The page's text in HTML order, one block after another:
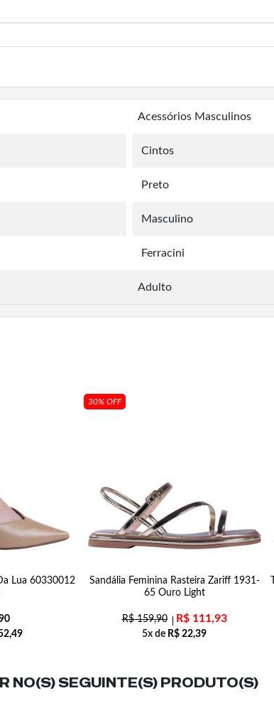
Acessórios Masculinos
Cintos
Preto
Masculino
Ferracini
Adulto
Lua 60330012
30% OFF
Sandália Feminina Rasteira Zariff 1931-
65 Ouro Light
R$159,90 R$111,93
5x de R$ 22,39
NO(S) SEGUINTE(S) PRODUTO(S)